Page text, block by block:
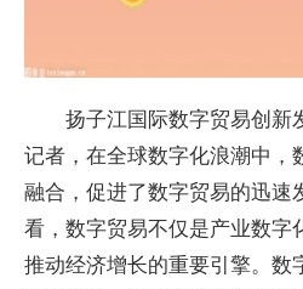
扬子江国际数字贸易创新
记者，在全球数字化浪潮中，
融合，促进了数字贸易的迅速
看，数字贸易不仅是产业数字
推动经济增长的重要引擎。数